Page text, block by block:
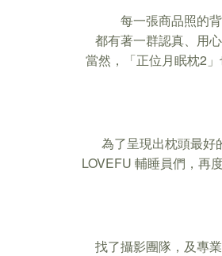
每一張商品照的
都有著一群認真、用
當然，「正位月眠枕2
為了呈現出枕頭最好
LOVEFU 輔睡員們，再
找了攝影團隊，及專